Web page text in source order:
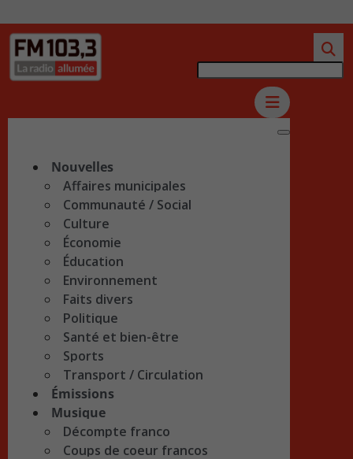
Nouvelles
Affaires municipales
Communauté / Social
Culture
Économie
Éducation
Environnement
Faits divers
Politique
Santé et bien-être
Sports
Transport / Circulation
Émissions
Musique
Décompte franco
Coups de coeur francos